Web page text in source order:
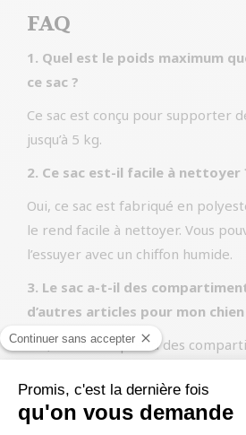
FAQ
1. Quel est le poids maximum
ce sac ?
Ce sac est conçu pour supporter
jusqu’à 5 kg.
2. Ce sac est-il facile à nettoyer
Oui, ce sac est fabriqué en
le rend facile à nettoyer. Vous
l’essuyer avec un chiffon humide.
3. Le sac a-t-il des
d’autres articles pour mon chien
Oui, le sac comprend des
supplémentaires pour ranger
votre chien, comme des jouets,
sachets pour les déchets.